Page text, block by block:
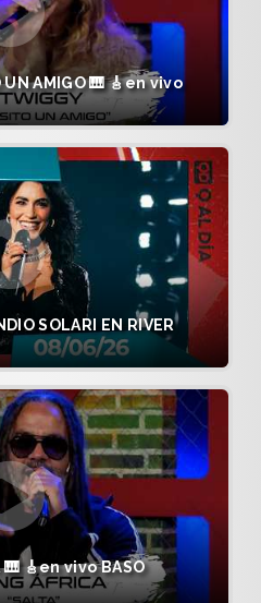
AMIGO 🎹 🎸en vivo
SOLARI EN RIVER
🎹 🎸en vivo BASO